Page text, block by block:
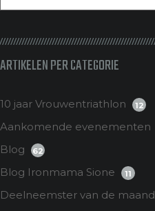
ARTIKELEN PER CATEGORIE
10 jaar Vrouwentriathlon 12
Aankomende evenementen
Blog 62
Blog Ironmama Sione 11
Deelneemster van de maand